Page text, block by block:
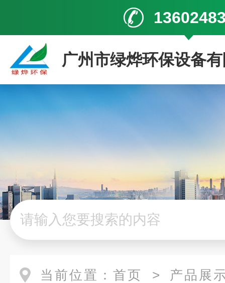
广州市绿烨环保设备
当前位置： 首页 > 产品展